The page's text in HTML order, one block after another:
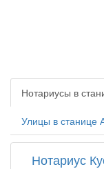
Нотариусы в
Улицы в станице
Нотариус